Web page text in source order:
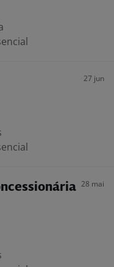
27 jun
28 mai